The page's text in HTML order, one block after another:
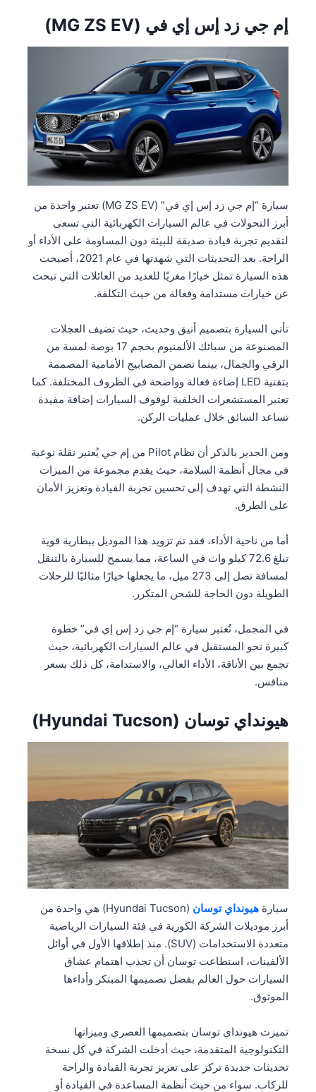
إم جي زد إس إي في (MG ZS EV)
سيارة “إم جي زد إس إي في” (MG ZS EV) تعتبر واحدة من
أبرز التحولات في عالم السيارات الكهربائية التي تسعى
لتقديم تجربة قيادة صديقة للبيئة دون المساومة على الأداء أو
الراحة. بعد التحديثات التي شهدتها في عام 2021، أصبحت
هذه السيارة تمثل خيارًا مغريًا للعديد من العائلات التي تبحث
عن خيارات مستدامة وفعالة من حيث التكلفة.
تأتي السيارة بتصميم أنيق وحديث، حيث تضيف العجلات
المصنوعة من سبائك الألمنيوم بحجم 17 بوصة لمسة من
الرقي والجمال، بينما تضمن المصابيح الأمامية المصممة
بتقنية LED إضاءة فعالة وواضحة في الظروف المختلفة. كما
تعتبر المستشعرات الخلفية لوقوف السيارات إضافة مفيدة
تساعد السائق خلال عمليات الركن.
ومن الجدير بالذكر أن نظام Pilot من إم جي يُعتبر نقلة نوعية
في مجال أنظمة السلامة، حيث يقدم مجموعة من الميزات
النشطة التي تهدف إلى تحسين تجربة القيادة وتعزيز الأمان
على الطرق.
أما من ناحية الأداء، فقد تم تزويد هذا الموديل ببطارية قوية
تبلغ 72.6 كيلو وات في الساعة، مما يسمح للسيارة بالتنقل
لمسافة تصل إلى 273 ميل، ما يجعلها خيارًا مثاليًا للرحلات
الطويلة دون الحاجة للشحن المتكرر.
في المجمل، تُعتبر سيارة “إم جي زد إس إي في” خطوة
كبيرة نحو المستقبل في عالم السيارات الكهربائية، حيث
تجمع بين الأناقة، الأداء العالي، والاستدامة، كل ذلك بسعر
منافس.
هيونداي توسان (Hyundai Tucson)
سيارة هيونداي توسان
(Hyundai Tucson) هي واحدة من
أبرز موديلات الشركة الكورية في فئة السيارات الرياضية
متعددة الاستخدامات (SUV). منذ إطلاقها الأول في أوائل
الألفينات، استطاعت توسان أن تجذب اهتمام عشاق
السيارات حول العالم بفضل تصميمها المبتكر وأداءها
الموثوق.
تميزت هيونداي توسان بتصميمها العصري وميزاتها
التكنولوجية المتقدمة، حيث أدخلت الشركة في كل نسخة
تحديثات جديدة تركز على تعزيز تجربة القيادة والراحة
للركاب. سواء من حيث أنظمة المساعدة في القيادة أو